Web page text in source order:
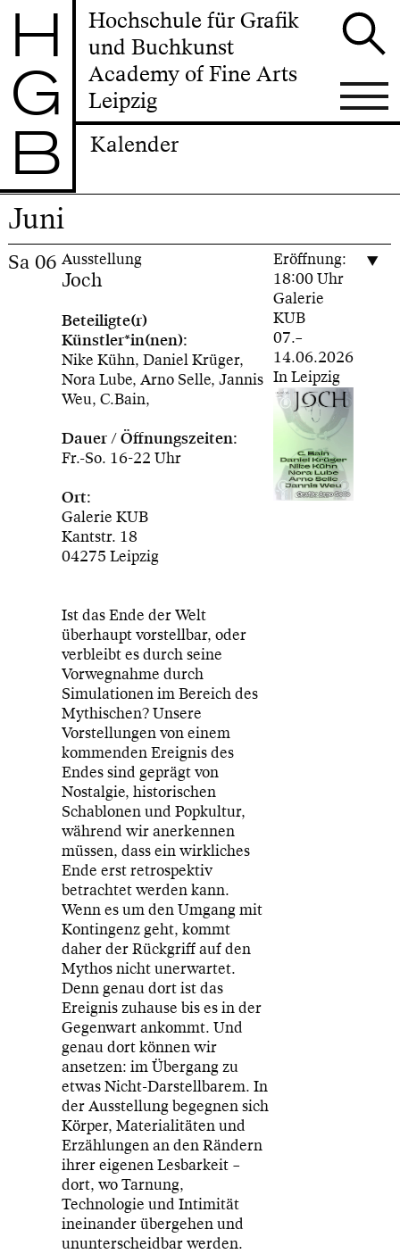
H
G
B
Hochschule für Grafik
und Buchkunst
Academy of Fine Arts
Leipzig
Kalender
Juni
Sa 06 Ausstellung
Joch
Beteiligte(r)
Künstler*in(nen):
Nike Kühn, Daniel Krüger,
Nora Lube, Arno Selle, Jannis
Weu, C.Bain,
Dauer / Öffnungszeiten:
Fr.-So. 16-22 Uhr
Ort:
Galerie KUB
Kantstr. 18
04275 Leipzig
Ist das Ende der Welt
überhaupt vorstellbar, oder
verbleibt es durch seine
Vorwegnahme durch
Simulationen im Bereich des
Mythischen? Unsere
Vorstellungen von einem
kommenden Ereignis des
Endes sind geprägt von
Nostalgie, historischen
Schablonen und Popkultur,
während wir anerkennen
müssen, dass ein wirkliches
Ende erst retrospektiv
betrachtet werden kann.
Wenn es um den Umgang mit
Kontingenz geht, kommt
daher der Rückgriff auf den
Mythos nicht unerwartet.
Denn genau dort ist das
Ereignis zuhause bis es in der
Gegenwart ankommt. Und
genau dort können wir
ansetzen: im Übergang zu
etwas Nicht-Darstellbarem. In
der Ausstellung begegnen sich
Körper, Materialitäten und
Erzählungen an den Rändern
ihrer eigenen Lesbarkeit –
dort, wo Tarnung,
Technologie und Intimität
ineinander übergehen und
ununterscheidbar werden.
Eröffnung:
18:00 Uhr
Galerie
KUB
07.–
14.06.2026
In Leipzig
Grafik: Arno Selle